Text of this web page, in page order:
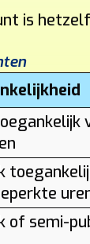
is
of semi-